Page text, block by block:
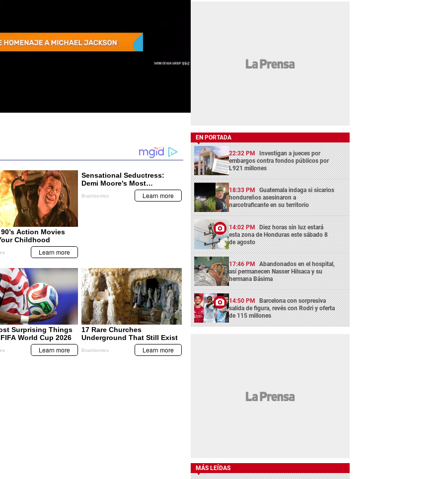
EN PORTADA
22:32 PM Investigan a jueces por
embargos contra fondos públicos por
L921 millones
18:33 PM Guatemala indaga si sicarios
hondureños asesinaron a
narcotraficante en su territorio
14:02 PM Diez horas sin luz estará
esta zona de Honduras este sábado 8
de agosto
17:46 PM Abandonados en el hospital,
así permanecen Nasser Hilsaca y su
hermana Básima
14:50 PM Barcelona con sorpresiva
salida de figura, revés con Rodri y oferta
de 115 millones
MÁS LEÍDAS